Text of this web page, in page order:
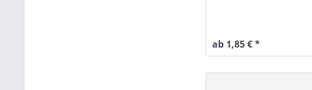
ab 1,85 € *